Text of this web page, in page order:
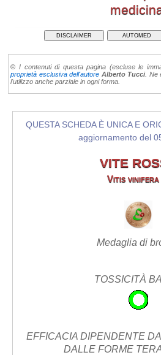
DISCLAIMER AUTOMED
© I contenuti di questa pagina (escluse le
proprietà esclusiva dell'autore Alberto Tucci .
l'utilizzo anche parziale in ogni forma.
QUESTA SCHEDA È UNICA E
aggiornamento del
VITE
Vitis vinifera
Medaglia di
TOSSICITÀ
EFFICACIA DIPENDENTE
DALLE FORME